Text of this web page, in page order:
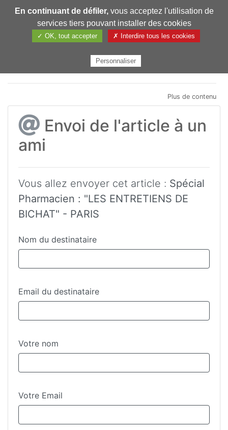
Pharmechange
Plus de contenu
Envoi de l'article à un
ami
Vous allez envoyer cet article : Spécial
Pharmacien : "LES ENTRETIENS DE
BICHAT" - PARIS
Nom du destinataire
Email du destinataire
Votre nom
Votre Email
En continuant de défiler,vous acceptez l'utilisation de
services tiers pouvant installer des cookies
✓ OK, tout accepter ✗ Interdire tous les cookies
Personnaliser